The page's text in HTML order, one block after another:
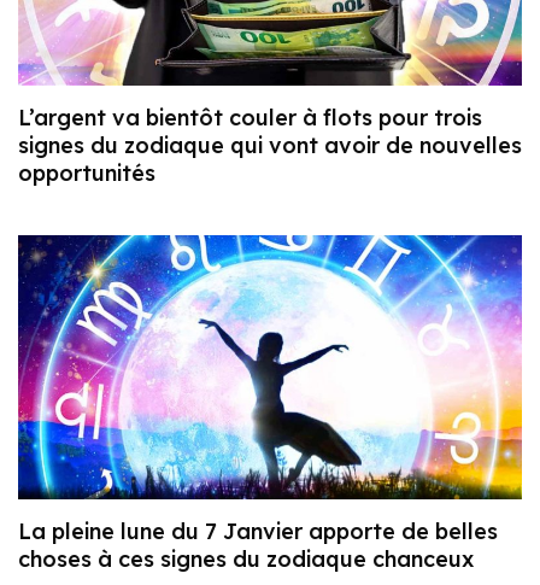
L’argent va bientôt couler à flots pour trois
signes du zodiaque qui vont avoir de nouvelles
opportunités
La pleine lune du 7 Janvier apporte de belles
choses à ces signes du zodiaque chanceux